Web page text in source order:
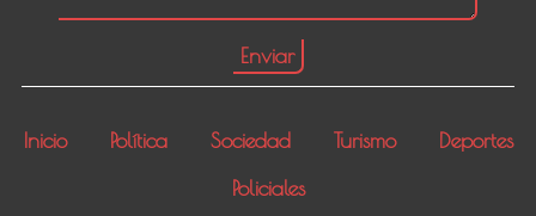
Inicio Política Sociedad Turismo
Deportes
Policiales